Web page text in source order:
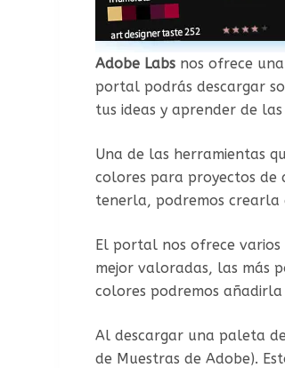
Adobe Labs nos ofrece
portal podrás descargar
tus ideas y aprender de
Una de las herramientas
colores para proyectos de
tenerla, podremos
El portal nos ofrece varios
mejor valoradas, las más
colores podremos
Al descargar una paleta
de Muestras de Adobe).